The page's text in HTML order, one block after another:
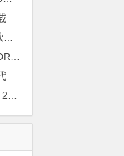
东芝开始量产面向单电机控制应用、搭载Arm Cortex M4内核的小型微控制器
microLED光传输技术崭露头角 艾迈斯欧司朗模拟平台加速AI数据中心高速互连设计
成像与计算深度融合，飞凌微推出新一代车载视觉处理SoC M2
2026年7月30日